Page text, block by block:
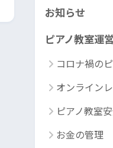
お知らせ
ピアノ教室運
コロナ禍の
オンライン
ピアノ教室
お金の管理